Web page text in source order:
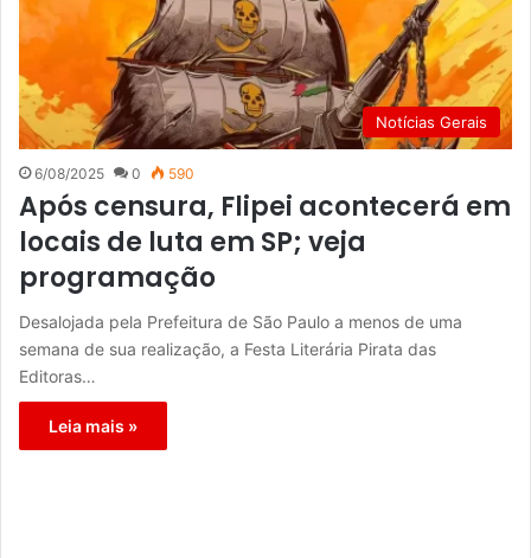
Notícias Gerais
6/08/2025 0 590
Após censura, Flipei acontecerá em
locais de luta em SP; veja
programação
Desalojada pela Prefeitura de São Paulo a menos de uma
semana de sua realização, a Festa Literária Pirata das
Editoras…
Leia mais »